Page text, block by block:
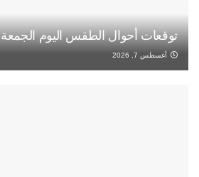
توقعات أحوال الطقس اليوم الجمعة
أغسطس 7, 2026